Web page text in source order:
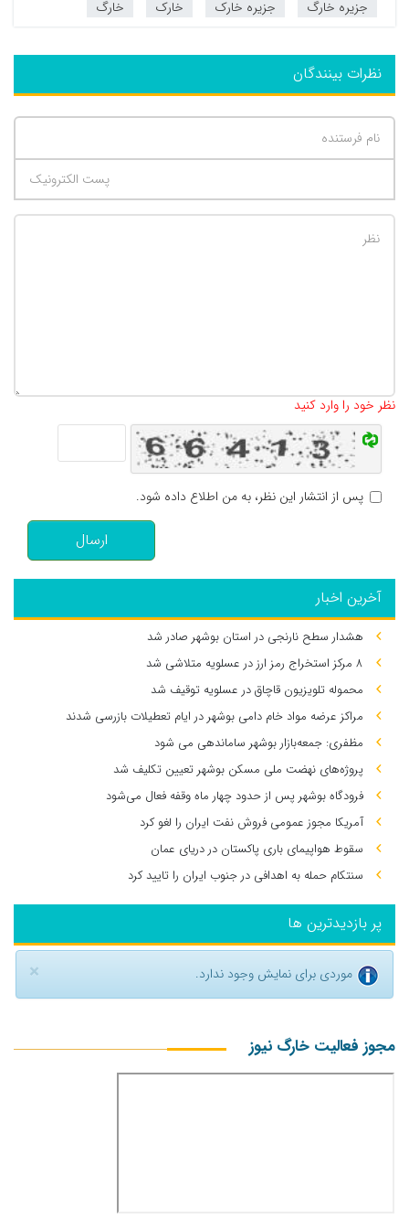
جزیره خارگ جزیره خارک خارک خارگ
نظرات بینندگان
نظر خود را وارد کنید
پس از انتشار این نظر، به من اطلاع داده شود.
ارسال
آخرین اخبار
هشدار سطح نارنجی در استان بوشهر صادر شد
۸ مرکز استخراج رمز ارز در عسلویه متلاشی شد
محموله تلویزیون قاچاق در عسلویه توقیف شد
مراکز عرضه مواد خام دامی بوشهر در ایام تعطیلات بازرسی شدند
مظفری: جمعه‌بازار بوشهر ساماندهی می‌ شود
پروژه‌های نهضت ملی مسکن بوشهر تعیین تکلیف شد
فرودگاه بوشهر پس از حدود چهار ماه وقفه فعال می‌شود
آمریکا مجوز عمومی فروش نفت ایران را لغو کرد
سقوط هواپیمای باری پاکستان در دریای عمان
سنتکام حمله به اهدافی در جنوب ایران را تایید کرد
پر بازدیدترین ها
× موردی برای نمایش وجود ندارد.
مجوز فعالیت خارگ نیوز